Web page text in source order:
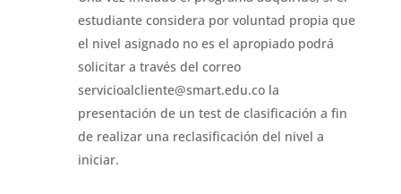
estudiante considera por voluntad propia que
el nivel asignado no es el apropiado podrá
solicitar a través del correo
servicioalcliente@smart.edu.co la
presentación de un test de clasificación a fin
de realizar una reclasificación del nivel a
iniciar.